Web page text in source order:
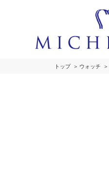
トップ ウォッチ